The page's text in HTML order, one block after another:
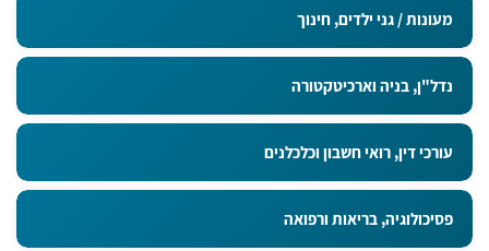
מעונות / גני ילדים, חינוך
נדל"ן, בניה וארכיטקטורה
עורכי דין, רואי חשבון וכלכלנים
פסיכולוגיה, בריאות ורפואה